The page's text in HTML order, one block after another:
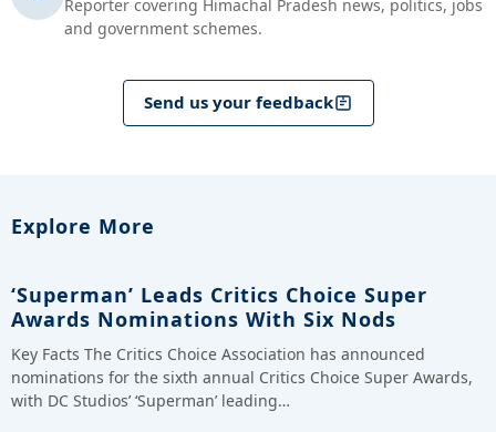
Reporter covering Himachal Pradesh news, politics, jobs
and government schemes.
Send us your feedback
Explore More
‘Superman’ Leads Critics Choice Super
Awards Nominations With Six Nods
Key Facts The Critics Choice Association has announced
nominations for the sixth annual Critics Choice Super Awards,
with DC Studios’ ‘Superman’ leading…